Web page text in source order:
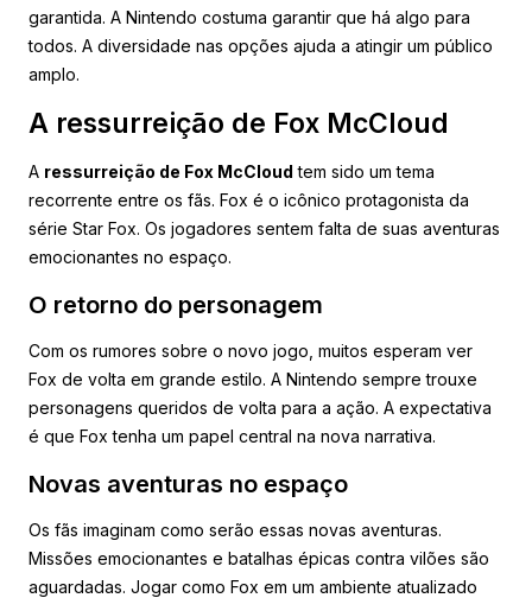
garantida. A Nintendo costuma garantir que há algo para
todos. A diversidade nas opções ajuda a atingir um público
amplo.
A ressurreição de Fox McCloud
A ressurreição de Fox McCloud tem sido um tema
recorrente entre os fãs. Fox é o icônico protagonista da
série Star Fox. Os jogadores sentem falta de suas aventuras
emocionantes no espaço.
O retorno do personagem
Com os rumores sobre o novo jogo, muitos esperam ver
Fox de volta em grande estilo. A Nintendo sempre trouxe
personagens queridos de volta para a ação. A expectativa
é que Fox tenha um papel central na nova narrativa.
Novas aventuras no espaço
Os fãs imaginam como serão essas novas aventuras.
Missões emocionantes e batalhas épicas contra vilões são
aguardadas. Jogar como Fox em um ambiente atualizado